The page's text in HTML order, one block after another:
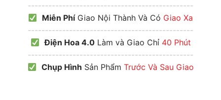
------------------------------------------------
Miễn PhíGiao Nội Thành Và Có Giao Xa
------------------------------------------------
Điện Hoa 4.0Làm và Giao Chỉ 40 Phút
------------------------------------------------
Chụp Hình Sản Phẩm Trước Và Sau Giao